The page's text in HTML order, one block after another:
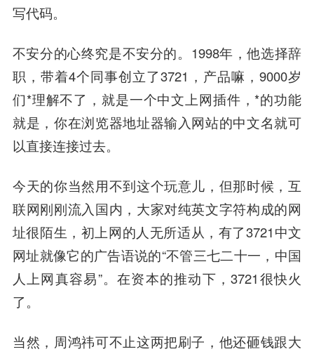
写代码。
不安分的心终究是不安分的。1998年，他选择辞
职，带着4个同事创立了3721，产品嘛，9000岁
们*理解不了，就是一个中文上网插件，*的功能
就是，你在浏览器地址器输入网站的中文名就可
以直接连接过去。
今天的你当然用不到这个玩意儿，但那时候，互
联网刚刚流入国内，大家对纯英文字符构成的网
址很陌生，初上网的人无所适从，有了3721中文
网址就像它的广告语说的“不管三七二十一，中国
人上网真容易”。在资本的推动下，3721很快火
了。
当然，周鸿祎可不止这两把刷子，他还砸钱跟大